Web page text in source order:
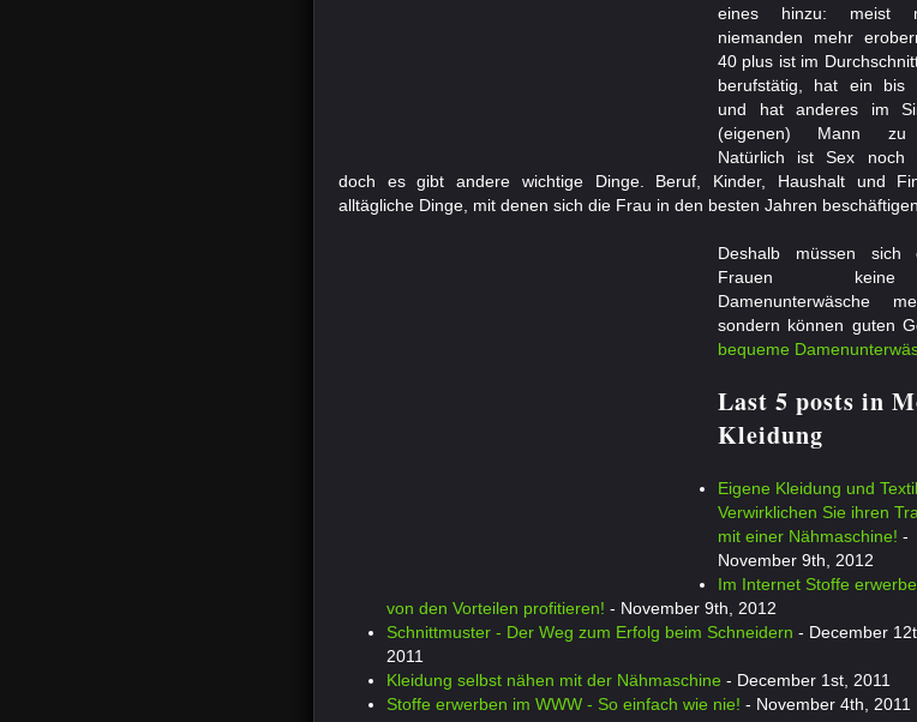
eines hinzu: meist
niemanden mehr
40 plus ist im
berufstätig, hat ein bis
und hat anderes im
(eigenen) Mann zu
Natürlich ist Sex noch
doch es gibt andere wichtige Dinge. Beruf, Kinder, Haushalt und
alltägliche Dinge, mit denen sich die Frau in den besten Jahren
Deshalb müssen sich
Frauen
Damenunterwäsche
sondern können guten
bequeme
Last 5 posts in
Kleidung
Eigene Kleidung und
Verwirklichen Sie ihren
mit einer Nähmaschine! -
November 9th, 2012
Im Internet Stoffe
von den Vorteilen profitieren! - November 9th, 2012
Schnittmuster - Der Weg zum Erfolg beim Schneidern - December
2011
Kleidung selbst nähen mit der Nähmaschine - December 1st, 2011
Stoffe erwerben im WWW - So einfach wie nie! - November 4th, 2011